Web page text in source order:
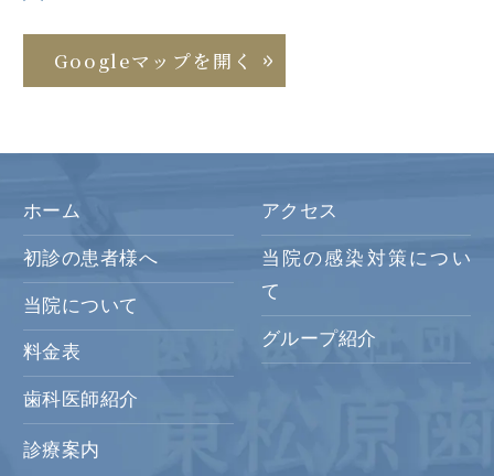
Googleマップを開く
ホーム
初診の患者様へ
当院について
料金表
歯科医師紹介
アクセス
当院の感染対策につい
て
グループ紹介
診療案内